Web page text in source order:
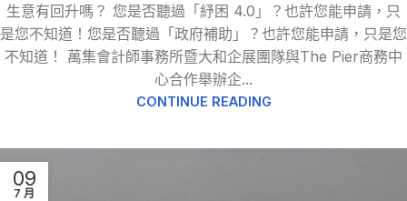
生意有回升嗎？ 您是否聽過「紓困 4.0」？也許您能申請，只
是您不知道！您是否聽過「政府補助」？也許您能申請，只是您
不知道！ 萬集會計師事務所暨大和企展團隊與The Pier商務中
心合作舉辦企...
CONTINUE READING
09
7 月